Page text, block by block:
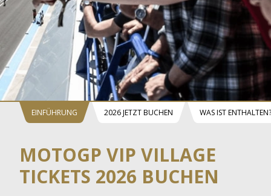
EINFÜHRUNG 2026 JETZT BUCHEN WAS IST ENTHALTEN?
MOTOGP VIP VILLAGE
TICKETS 2026 BUCHEN